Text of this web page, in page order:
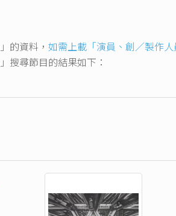
的資料， 如需上載「演員、創／製作
搜尋節目的結果如下：